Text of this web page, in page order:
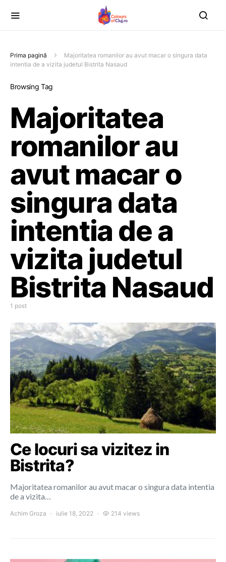
Prima pagină
Majoritatea romanilor au avut macar o singura data
intentia de a vizita judetul Bistrita Nasaud
Browsing Tag
Majoritatea
romanilor au
avut macar o
singura data
intentia de a
vizita judetul
Bistrita Nasaud
1 post
Ce locuri sa vizitez in
Bistrita?
Majoritatea romanilor au avut macar o singura data intentia
de a vizita…
Achim Groza iulie 18, 2022 214 views